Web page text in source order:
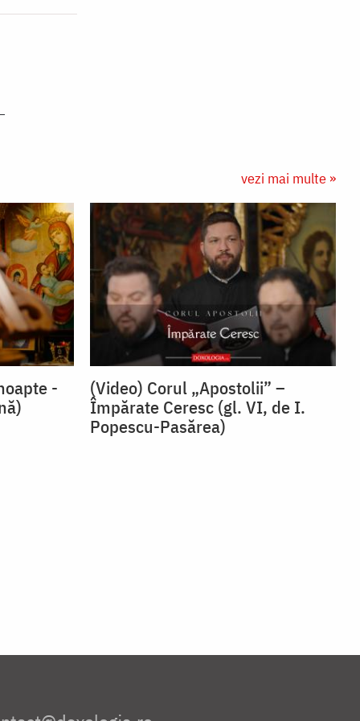
vezi mai multe »
-
(Video) Corul „Apostolii” –
⁠Împărate Ceresc (gl. VI, de I.
Popescu-Pasărea)